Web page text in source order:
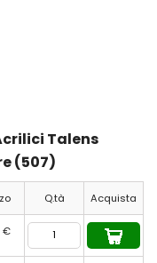
Talens
(507)
Q.tà Acquista
€